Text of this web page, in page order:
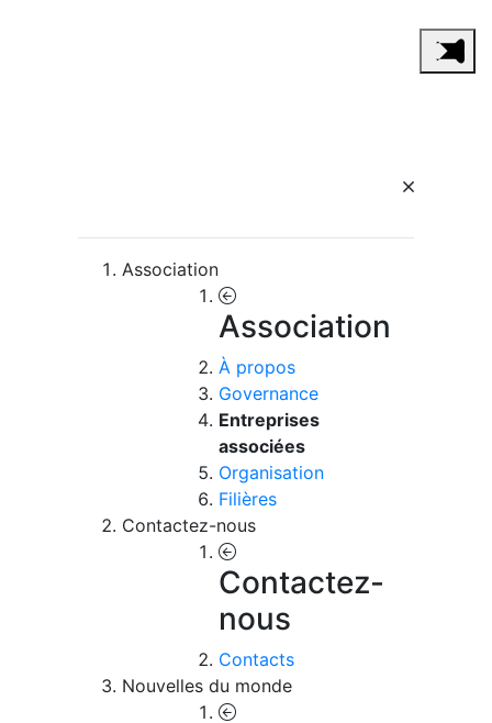
Association
Association
À propos
Governance
Entreprises
associées
Organisation
Filières
Contactez-nous
Contactez-
nous
Contacts
Nouvelles du monde